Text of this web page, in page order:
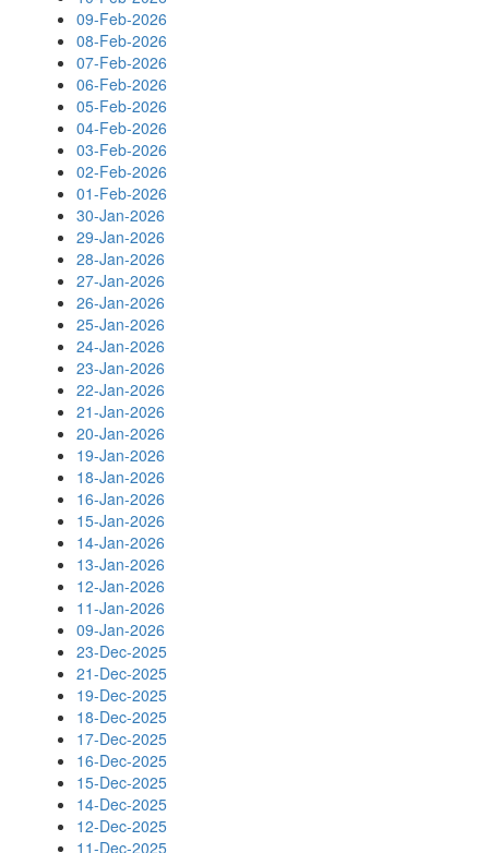
09-Feb-2026
08-Feb-2026
07-Feb-2026
06-Feb-2026
05-Feb-2026
04-Feb-2026
03-Feb-2026
02-Feb-2026
01-Feb-2026
30-Jan-2026
29-Jan-2026
28-Jan-2026
27-Jan-2026
26-Jan-2026
25-Jan-2026
24-Jan-2026
23-Jan-2026
22-Jan-2026
21-Jan-2026
20-Jan-2026
19-Jan-2026
18-Jan-2026
16-Jan-2026
15-Jan-2026
14-Jan-2026
13-Jan-2026
12-Jan-2026
11-Jan-2026
09-Jan-2026
23-Dec-2025
21-Dec-2025
19-Dec-2025
18-Dec-2025
17-Dec-2025
16-Dec-2025
15-Dec-2025
14-Dec-2025
12-Dec-2025
11-Dec-2025